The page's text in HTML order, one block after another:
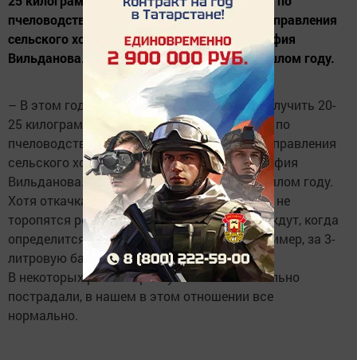
пчеловодству и аквакультурам районного управления
сельского хозяйства и продовольствия Альфия
Вильданова. – Это чуть меньше, чем в прошлом году.
– В этом году планируем с каждого улья получить 20-
25 килограммов меда, – сказала инспектор по
пчеловодству и аквакультурам районного управления
сельского хозяйства и продовольствия Альфия
Вильданова. – Это чуть меньше, чем в прошлом году.
Хотя откачка меда началась, но пчеловоды не
торопятся реализовать свой мед, говорят, ждут, когда
определится цена на него. В соцсетях, например, за 3-
литровую банку просят 1500 рублей.
В некоторых районах республики пасеки сильно
пострадали, в нашем в этом отношении все
нормально.